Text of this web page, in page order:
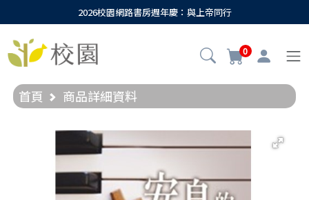
2026校園網路書房週年慶：與上帝同行
0
首頁 商品詳細資料